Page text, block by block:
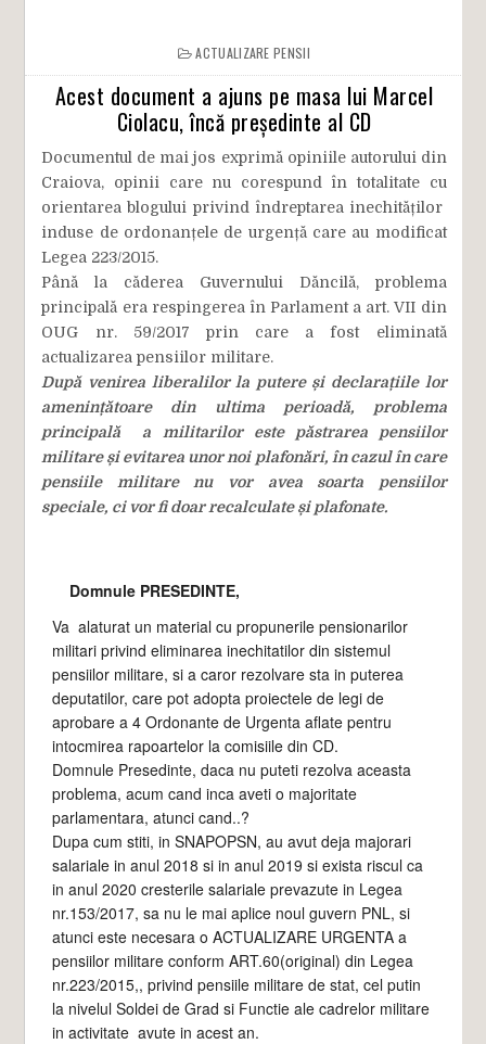
ACTUALIZARE PENSII
Acest document a ajuns pe masa lui Marcel
Ciolacu, încă președinte al CD
Documentul de mai jos exprimă opiniile autorului din
Craiova, opinii care nu corespund în totalitate cu
orientarea blogului privind îndreptarea inechităților
induse de ordonanțele de urgență care au modificat
Legea 223/2015.
Până la căderea Guvernului Dăncilă, problema
principală era respingerea în Parlament a art. VII din
OUG nr. 59/2017 prin care a fost eliminată
actualizarea pensiilor militare.
După venirea liberalilor la putere și declarațiile lor
amenințătoare din ultima perioadă, problema
principală a militarilor este păstrarea pensiilor
militare și evitarea unor noi plafonări, în cazul în care
pensiile militare nu vor avea soarta pensiilor
speciale, ci vor fi doar recalculate și plafonate.
Domnule PRESEDINTE,
Va alaturat un material cu propunerile pensionarilor
militari privind eliminarea inechitatilor din sistemul
pensiilor militare, si a caror rezolvare sta in puterea
deputatilor, care pot adopta proiectele de legi de
aprobare a 4 Ordonante de Urgenta aflate pentru
intocmirea rapoartelor la comisiile din CD.
Domnule Presedinte, daca nu puteti rezolva aceasta
problema, acum cand inca aveti o majoritate
parlamentara, atunci cand..?
Dupa cum stiti, in SNAPOPSN, au avut deja majorari
salariale in anul 2018 si in anul 2019 si exista riscul ca
in anul 2020 cresterile salariale prevazute in Legea
nr.153/2017, sa nu le mai aplice noul guvern PNL, si
atunci este necesara o ACTUALIZARE URGENTA a
pensiilor militare conform ART.60(original) din Legea
nr.223/2015,, privind pensiile militare de stat, cel putin
la nivelul Soldei de Grad si Functie ale cadrelor militare
in activitate avute in acest an.